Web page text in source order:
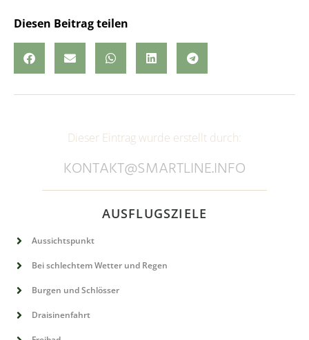
Diesen Beitrag teilen
Dieser Eintrag wurde erstellt durch:
KONTAKT@SMARTLINE.INFO
AUSFLUGSZIELE
Aussichtspunkt
Bei schlechtem Wetter und Regen
Burgen und Schlösser
Draisinenfahrt